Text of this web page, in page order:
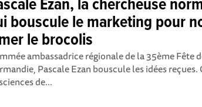
Ezan, la chercheuse
bouscule le marketing pour
le brocolis
ambassadrice régionale de la 35ème Fête
Pascale Ezan bouscule les idées
de...